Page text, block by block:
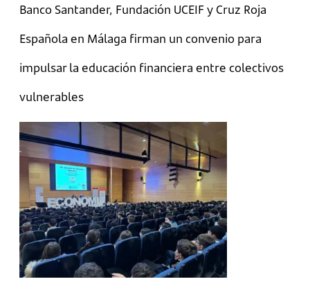
Banco Santander, Fundación UCEIF y Cruz Roja
Española en Málaga firman un convenio para
impulsar la educación financiera entre colectivos
vulnerables